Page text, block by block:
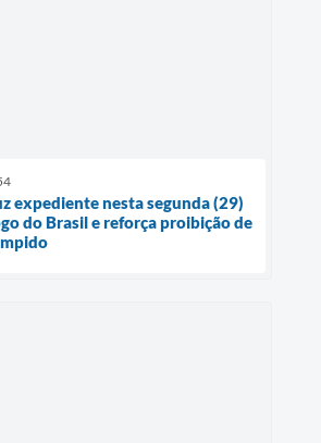
expediente nesta segunda (29)
do Brasil e reforça proibição de